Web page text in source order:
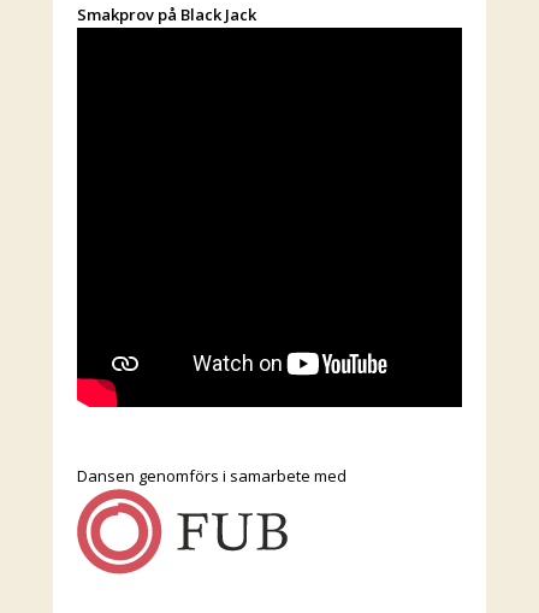
Smakprov på Black Jack
Dansen genomförs i samarbete med